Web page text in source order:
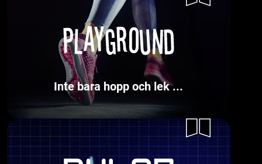
Inte bara hopp och lek ...